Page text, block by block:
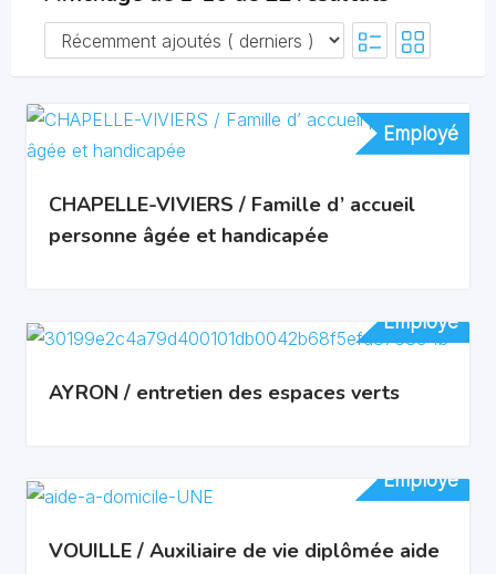
Employé
Employé
CHAPELLE-VIVIERS / Famille d’ accueil
personne âgée et handicapée
Employé
Employé
AYRON / entretien des espaces verts
Employé
Employé
VOUILLE / Auxiliaire de vie diplômée aide